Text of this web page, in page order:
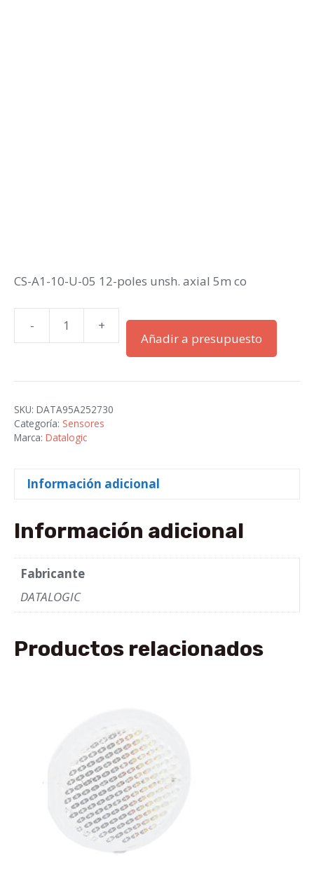
CS-A1-10-U-05 12-poles unsh. axial 5m co
-
A1-
U-
axial
cantidad
+
Añadir a presupuesto
SKU: DATA95A252730
Categoría: Sensores
Marca: Datalogic
Información adicional
Información adicional
Fabricante
DATALOGIC
Productos relacionados